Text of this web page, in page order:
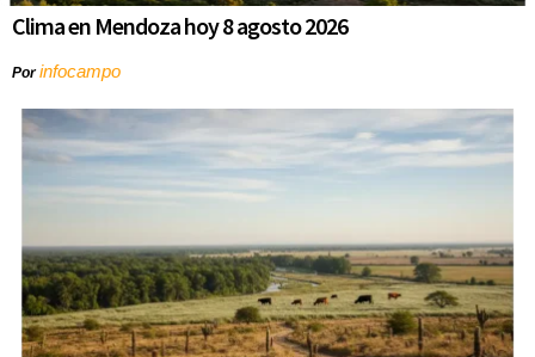
Clima en Mendoza hoy 8 agosto 2026
Porinfocampo